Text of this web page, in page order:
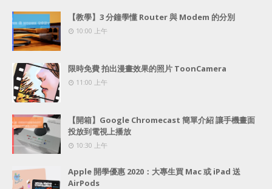
【教學】3 分鐘學懂 Router 與 Modem 的分別
10:00 上午
限時免費 拍出漫畫效果的照片 ToonCamera
11:00 上午
【開箱】Google Chromecast 簡單介紹 讓手機畫面
投放到電視上播放
10:30 上午
Apple 開學優惠 2020：大專生買 Mac 或 iPad 送
AirPods